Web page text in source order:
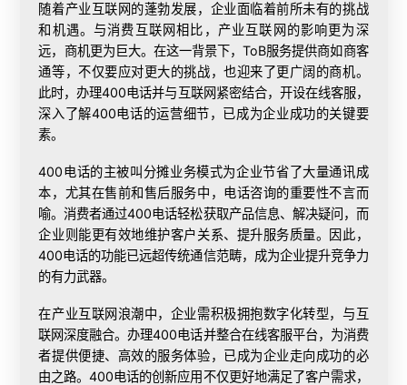
随着产业互联网的蓬勃发展，企业面临着前所未有的挑战
和机遇。与消费互联网相比，产业互联网的影响更为深
远，商机更为巨大。在这一背景下，ToB服务提供商如商客
通等，不仅要应对更大的挑战，也迎来了更广阔的商机。
此时，办理400电话并与互联网紧密结合，开设在线客服，
深入了解400电话的运营细节，已成为企业成功的关键要
素。
400电话的主被叫分摊业务模式为企业节省了大量通讯成
本，尤其在售前和售后服务中，电话咨询的重要性不言而
喻。消费者通过400电话轻松获取产品信息、解决疑问，而
企业则能更有效地维护客户关系、提升服务质量。因此，
400电话的功能已远超传统通信范畴，成为企业提升竞争力
的有力武器。
在产业互联网浪潮中，企业需积极拥抱数字化转型，与互
联网深度融合。办理400电话并整合在线客服平台，为消费
者提供便捷、高效的服务体验，已成为企业走向成功的必
由之路。400电话的创新应用不仅更好地满足了客户需求，